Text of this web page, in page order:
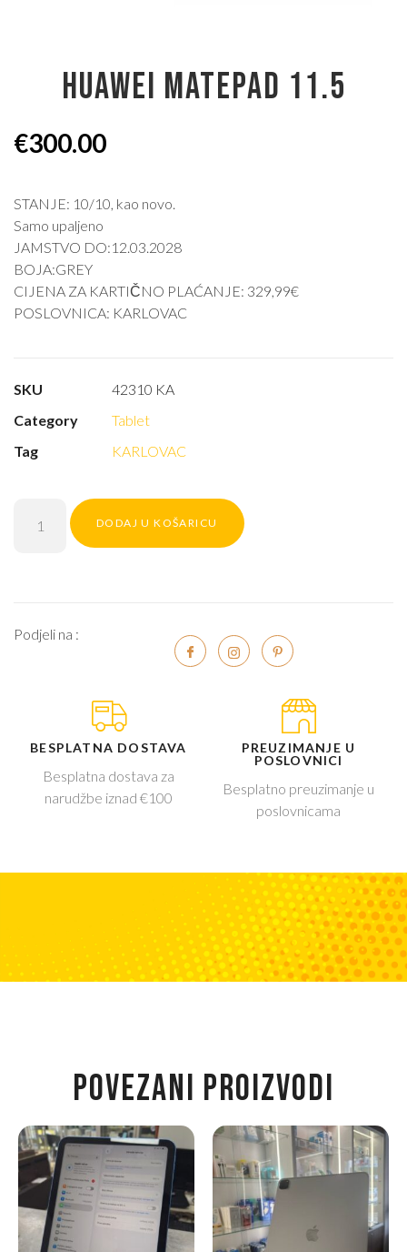
HUAWEI MATEPAD 11.5
€300.00
STANJE: 10/10, kao novo.
Samo upaljeno
JAMSTVO DO:12.03.2028
BOJA:GREY
CIJENA ZA KARTIČNO PLAĆANJE: 329,99€
POSLOVNICA: KARLOVAC
SKU
42310 KA
Category
Tablet
Tag
KARLOVAC
DODAJ U KOŠARICU
Podjeli na :
BESPLATNA DOSTAVA
Besplatna dostava za
narudžbe iznad €100
PREUZIMANJE U
POSLOVNICI
Besplatno preuzimanje u
poslovnicama
POVEZANI PROIZVODI